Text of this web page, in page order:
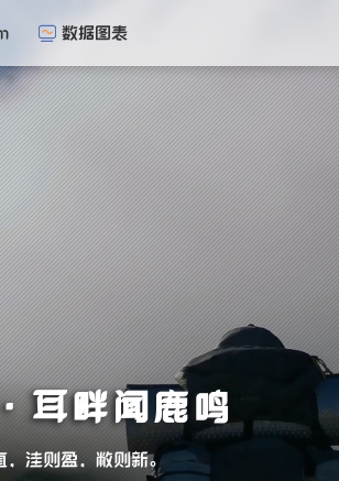
数据图表
耳畔闻鹿鸣
，洼则盈，敝则新。